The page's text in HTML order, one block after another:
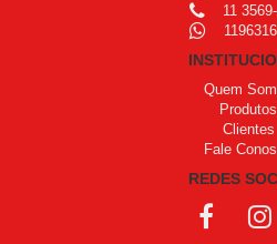
11
Quem
Produtos
Clientes
Fale
REDES